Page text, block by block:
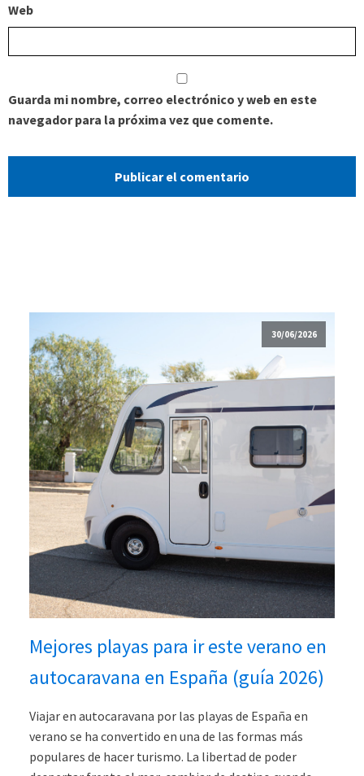
Web
Guarda mi nombre, correo electrónico y web en este
navegador para la próxima vez que comente.
30/06/2026
Mejores playas para ir este verano en
autocaravana en España (guía 2026)
Viajar en autocaravana por las playas de España en
verano se ha convertido en una de las formas más
populares de hacer turismo. La libertad de poder